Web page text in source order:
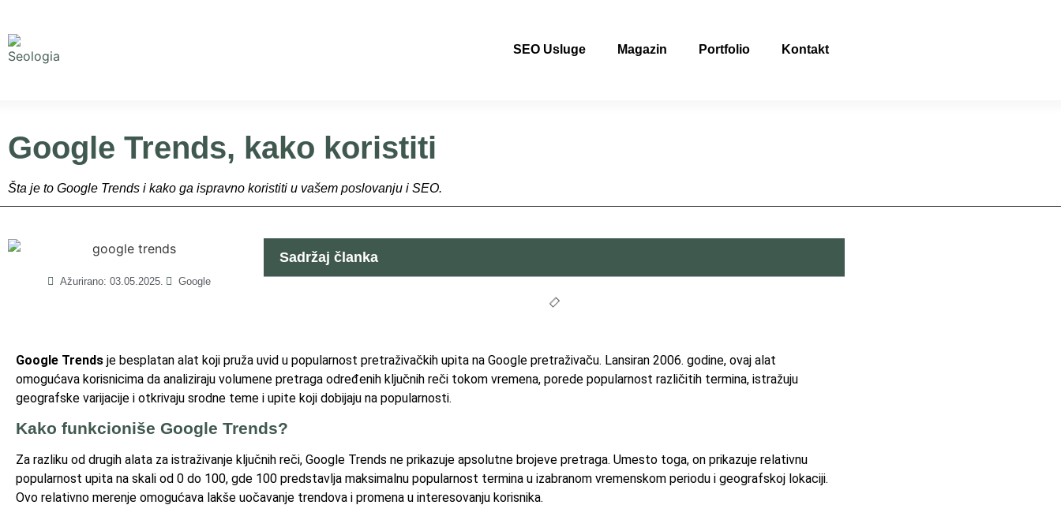
SEO Usluge Magazin Portfolio Kontakt
Google Trends, kako koristiti
Šta je to Google Trends i kako ga ispravno koristiti u vašem poslovanju i SEO.
Ažurirano: 03.05.2025. Google
Sadržaj članka
Google Trends je besplatan alat koji pruža uvid u popularnost pretraživačkih upita na Google pretraživaču. Lansiran 2006. godine, ovaj alat
omogućava korisnicima da analiziraju volumene pretraga određenih ključnih reči tokom vremena, porede popularnost različitih termina, istražuju
geografske varijacije i otkrivaju srodne teme i upite koji dobijaju na popularnosti.
Kako funkcioniše Google Trends?
Za razliku od drugih alata za istraživanje ključnih reči, Google Trends ne prikazuje apsolutne brojeve pretraga. Umesto toga, on prikazuje relativnu
popularnost upita na skali od 0 do 100, gde 100 predstavlja maksimalnu popularnost termina u izabranom vremenskom periodu i geografskoj lokaciji.
Ovo relativno merenje omogućava lakše uočavanje trendova i promena u interesovanju korisnika.